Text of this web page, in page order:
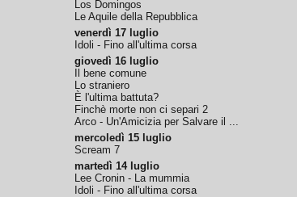
Los Domingos
Le Aquile della Repubblica
venerdì 17 luglio
Idoli - Fino all'ultima corsa
giovedì 16 luglio
Il bene comune
Lo straniero
È l'ultima battuta?
Finchè morte non ci separi 2
Arco - Un'Amicizia per Salvare il ...
mercoledì 15 luglio
Scream 7
martedì 14 luglio
Lee Cronin - La mummia
Idoli - Fino all'ultima corsa